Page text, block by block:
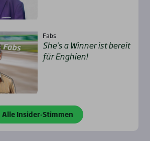
Fabs
She’s a Win­ner ist bereit
für Eng­hien!
Alle Insider-Stimmen